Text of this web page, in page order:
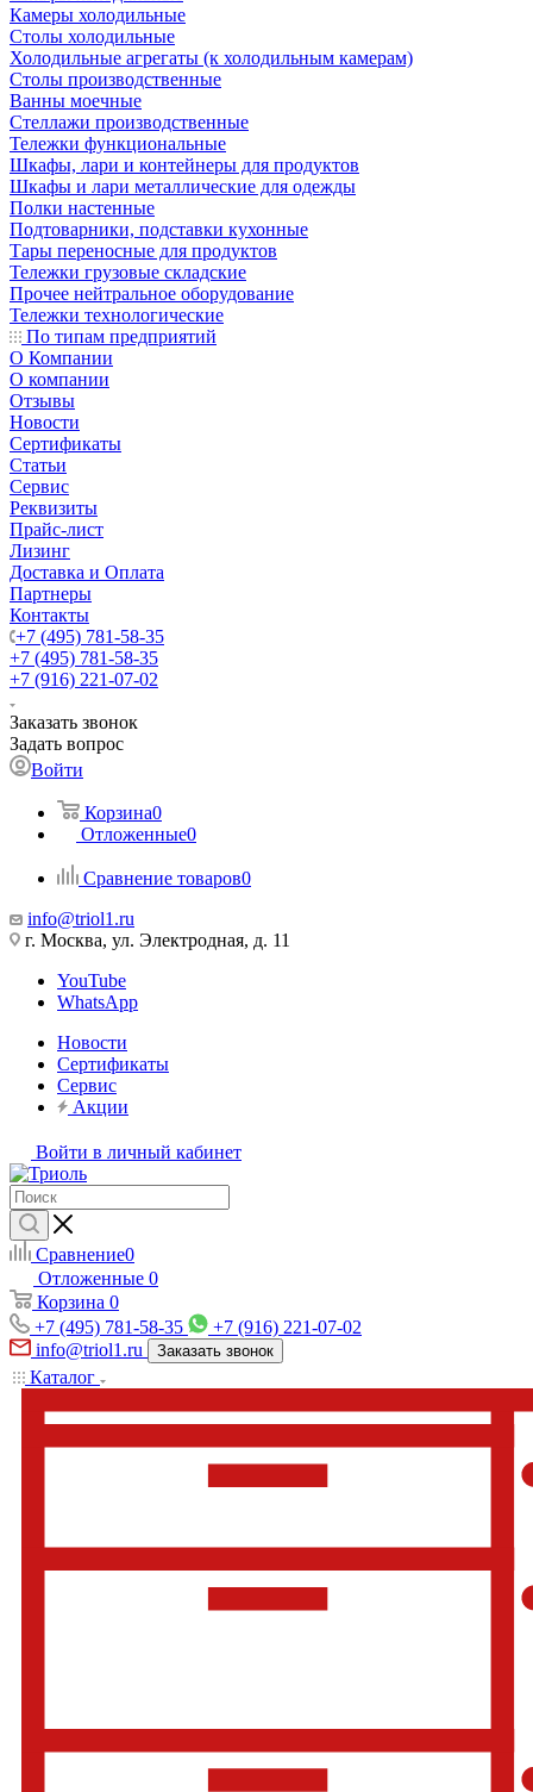
Камеры холодильные
Столы холодильные
Холодильные агрегаты (к холодильным камерам)
Столы производственные
Ванны моечные
Стеллажи производственные
Тележки функциональные
Шкафы, лари и контейнеры для продуктов
Шкафы и лари металлические для одежды
Полки настенные
Подтоварники, подставки кухонные
Тары переносные для продуктов
Тележки грузовые складские
Прочее нейтральное оборудование
Тележки технологические
По типам предприятий
О Компании
О компании
Отзывы
Новости
Сертификаты
Статьи
Сервис
Реквизиты
Прайс-лист
Лизинг
Доставка и Оплата
Партнеры
Контакты
+7 (495) 781-58-35
+7 (495) 781-58-35
+7 (916) 221-07-02
Заказать звонок
Задать вопрос
Войти
Корзина0
Отложенные0
Сравнение товаров0
info@triol1.ru
г. Москва, ул. Электродная, д. 11
YouTube
WhatsApp
Новости
Сертификаты
Сервис
Акции
Войти в личный кабинет
Сравнение0
Отложенные 0
Корзина 0
+7 (495) 781-58-35
+7 (916) 221-07-02
info@triol1.ru
Заказать звонок
Каталог